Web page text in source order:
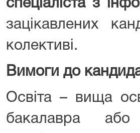
спеціаліста з
зацікавлених
колективі.
Вимоги до
Освіта – вища
бакалавра